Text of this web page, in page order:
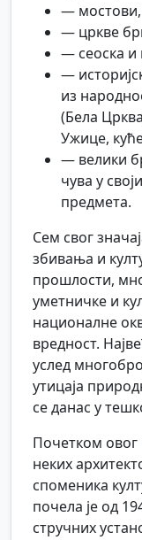
— мостови,
— цркве
— сеоска и
—
из
(Бела
Ужице,
— велики
чува у
предмета.
Сем свог
збивања и
прошлости,
уметничке и
националне
вредност.
услед
утицаја
се данас у
Почетком овог
неких
споменика
почела је од
стручних